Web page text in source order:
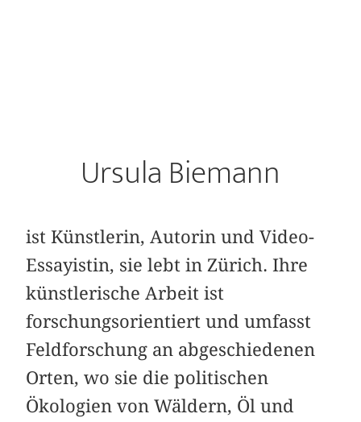
Ursula Biemann
ist Künstlerin, Autorin und Video-
Essayistin, sie lebt in Zürich. Ihre
künstlerische Arbeit ist
forschungsorientiert und umfasst
Feldforschung an abgeschiedenen
Orten, wo sie die politischen
Ökologien von Wäldern, Öl und